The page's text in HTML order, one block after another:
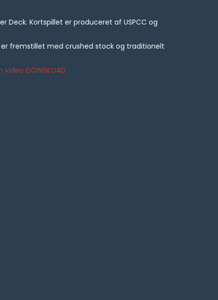
Deck. Kortspillet er produceret af USPCC og
fremstillet med crushed stock og traditionelt
DOWNLOAD